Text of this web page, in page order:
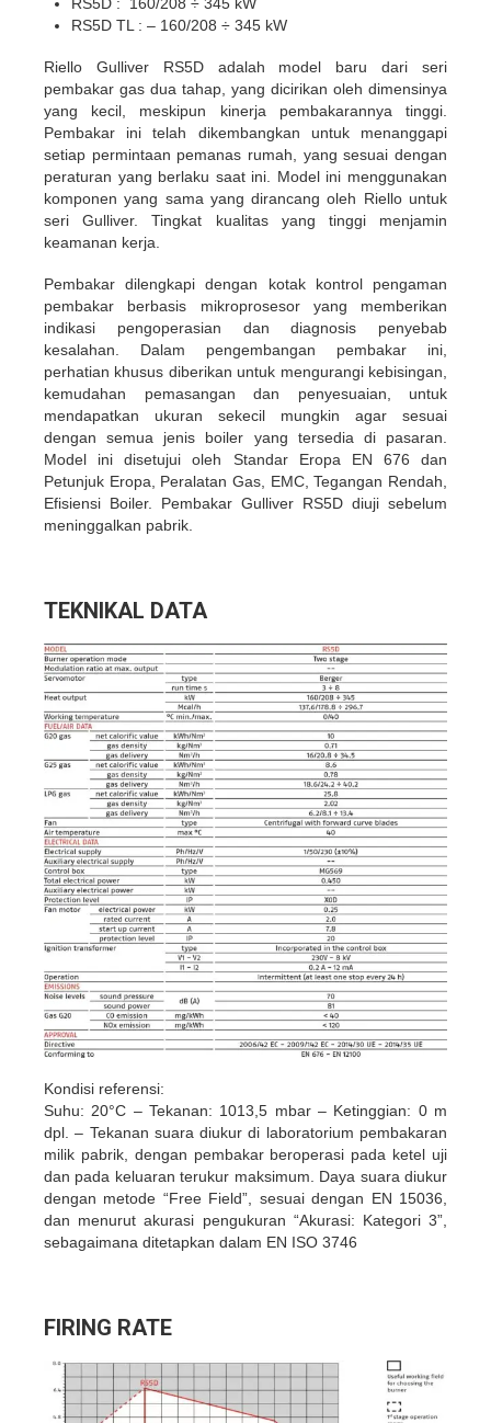
RS5D : 160/208 ÷ 345 kW
RS5D TL : – 160/208 ÷ 345 kW
Riello Gulliver RS5D adalah model baru dari seri
pembakar gas dua tahap, yang dicirikan oleh dimensinya
yang kecil, meskipun kinerja pembakarannya tinggi.
Pembakar ini telah dikembangkan untuk menanggapi
setiap permintaan pemanas rumah, yang sesuai dengan
peraturan yang berlaku saat ini. Model ini menggunakan
komponen yang sama yang dirancang oleh Riello untuk
seri Gulliver. Tingkat kualitas yang tinggi menjamin
keamanan kerja.
Pembakar dilengkapi dengan kotak kontrol pengaman
pembakar berbasis mikroprosesor yang memberikan
indikasi pengoperasian dan diagnosis penyebab
kesalahan. Dalam pengembangan pembakar ini,
perhatian khusus diberikan untuk mengurangi kebisingan,
kemudahan pemasangan dan penyesuaian, untuk
mendapatkan ukuran sekecil mungkin agar sesuai
dengan semua jenis boiler yang tersedia di pasaran.
Model ini disetujui oleh Standar Eropa EN 676 dan
Petunjuk Eropa, Peralatan Gas, EMC, Tegangan Rendah,
Efisiensi Boiler. Pembakar Gulliver RS5D diuji sebelum
meninggalkan pabrik.
TEKNIKAL DATA
Kondisi referensi:
Suhu: 20°C – Tekanan: 1013,5 mbar – Ketinggian: 0 m
dpl. – Tekanan suara diukur di laboratorium pembakaran
milik pabrik, dengan pembakar beroperasi pada ketel uji
dan pada keluaran terukur maksimum. Daya suara diukur
dengan metode “Free Field”, sesuai dengan EN 15036,
dan menurut akurasi pengukuran “Akurasi: Kategori 3”,
sebagaimana ditetapkan dalam EN ISO 3746
FIRING RATE